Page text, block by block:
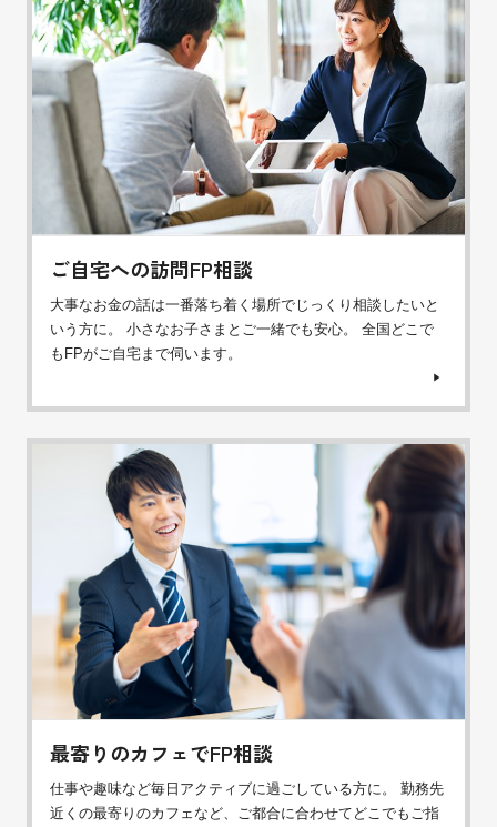
ご自宅への訪問FP相談
大事なお金の話は一番落ち着く場所でじっくり相談したいと
いう方に。 小さなお子さまとご一緒でも安心。 全国どこで
もFPがご自宅まで伺います。
最寄りのカフェでFP相談
仕事や趣味など毎日アクティブに過ごしている方に。 勤務先
近くの最寄りのカフェなど、ご都合に合わせてどこでもご指